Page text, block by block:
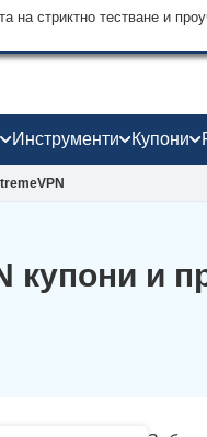
на стриктно тестване и
Инструменти Купони
купони и